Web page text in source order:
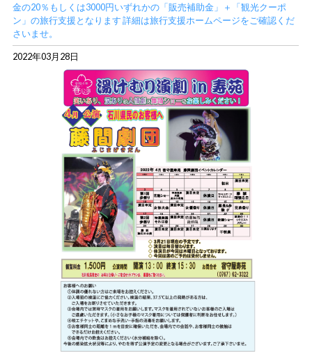
金の20％もしくは3000円いずれかの「販売補助金」＋「観光クーポ
ン」の旅行支援となります 詳細は旅行支援ホームページをご確認くだ
さいませ。
2022年03月28日